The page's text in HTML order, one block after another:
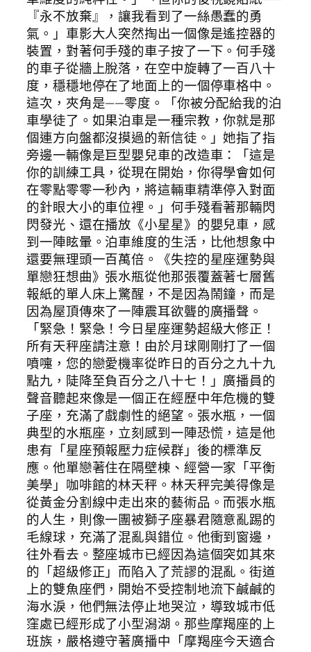
『永不放棄』，讓我看到了一絲愚蠢的勇
氣。」車影大人突然掏出一個像是遙控器的
裝置，對著何手殘的車子按了一下。何手殘
的車子從牆上脫落，在空中旋轉了一百八十
度，穩穩地停在了地面上的一個停車格中。
這次，夾角是——零度。「你被分配給我的泊
車學徒了。如果泊車是一種宗教，你就是那
個連方向盤都沒摸過的新信徒。」她指了指
旁邊一輛像是巨型嬰兒車的改造車：「這是
你的訓練工具，從現在開始，你得學會如何
在零點零零一秒內，將這輛車精準停入對面
的針眼大小的車位裡。」何手殘看著那輛閃
閃發光、還在播放《小星星》的嬰兒車，感
到一陣眩暈。泊車維度的生活，比他想象中
還要無理頭一百萬倍。《失控的星座運勢與
單戀狂想曲》張水瓶從他那張覆蓋著七層舊
報紙的單人床上驚醒，不是因為鬧鐘，而是
因為屋頂傳來了一陣震耳欲聾的廣播聲。
「緊急！緊急！今日星座運勢超級大修正！
所有天秤座請注意！由於月球剛剛打了一個
噴嚏，您的戀愛機率從昨日的百分之九十九
點九，陡降至負百分之八十七！」廣播員的
聲音聽起來像是一個正在經歷中年危機的雙
子座，充滿了戲劇性的絕望。張水瓶，一個
典型的水瓶座，立刻感到一陣恐慌，這是他
患有「星座預報壓力症候群」後的標準反
應。他單戀著住在隔壁棟、經營一家「平衡
美學」咖啡館的林天秤。林天秤完美得像是
從黃金分割線中走出來的藝術品。而張水瓶
的人生，則像一團被獅子座暴君隨意亂踢的
毛線球，充滿了混亂與錯位。他衝到窗邊，
往外看去。整座城市已經因為這個突如其來
的「超級修正」而陷入了荒謬的混亂。街道
上的雙魚座們，開始不受控制地流下鹹鹹的
海水淚，他們無法停止地哭泣，導致城市低
窪處已經形成了小型潟湖。那些摩羯座的上
班族，嚴格遵守著廣播中「摩羯座今天適合